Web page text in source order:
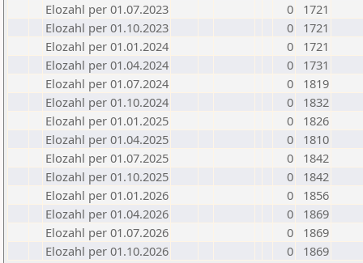
Elozahl per 01.07.2023
0
1721
Elozahl per 01.10.2023
0
1721
Elozahl per 01.01.2024
0
1721
Elozahl per 01.04.2024
0
1731
Elozahl per 01.07.2024
0
1819
Elozahl per 01.10.2024
0
1832
Elozahl per 01.01.2025
0
1826
Elozahl per 01.04.2025
0
1810
Elozahl per 01.07.2025
0
1842
Elozahl per 01.10.2025
0
1842
Elozahl per 01.01.2026
0
1856
Elozahl per 01.04.2026
0
1869
Elozahl per 01.07.2026
0
1869
Elozahl per 01.10.2026
0 1869